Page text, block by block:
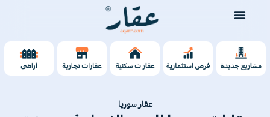
عقار سوريا